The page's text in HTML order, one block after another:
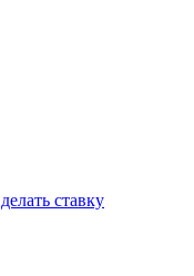
ставку